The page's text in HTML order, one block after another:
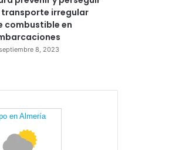
transporte irregular
combustible en
8, 2023